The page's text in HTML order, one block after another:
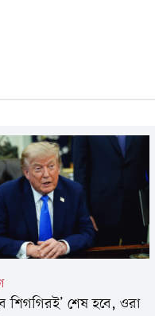
শিগগিরই’ শেষ হবে, ওরা